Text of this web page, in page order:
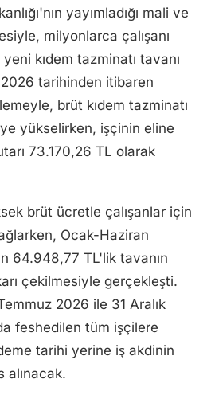
yayımladığı mali ve
milyonlarca çalışanı
kıdem tazminatı tavanı
tarihinden itibaren
brüt kıdem tazminatı
yükselirken, işçinin eline
73.170,26 TL olarak
brüt ücretle çalışanlar için
Ocak-Haziran
64.948,77 TL'lik tavanın
çekilmesiyle gerçekleşti.
2026 ile 31 Aralık
feshedilen tüm işçilere
tarihi yerine iş akdinin
alınacak.